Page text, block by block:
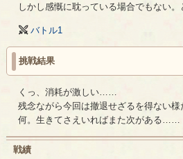
しかし感慨に耽っている場合でもない
バトル1
挑戦結果
くっ、消耗が激しい……
残念ながら今回は撤退せざるを得ない様
何。生きてさえいればまた次がある……
戦績